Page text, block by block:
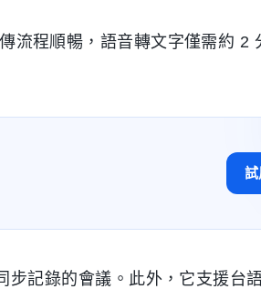
流程順暢，語音轉文字僅需約 2
記錄的會議。此外，它支援台